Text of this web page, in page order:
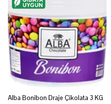
Alba Bonibon Draje Çikolata 3 KG